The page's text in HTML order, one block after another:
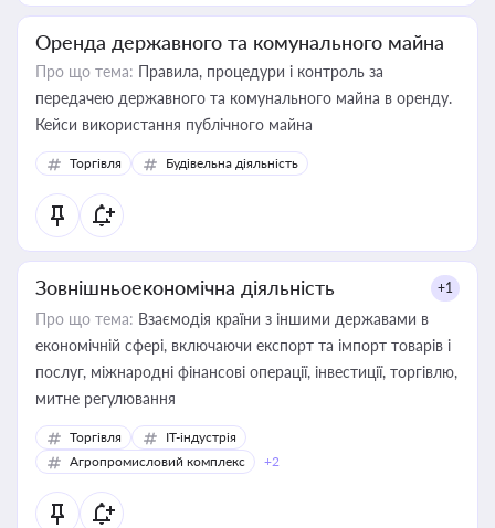
Оренда державного та комунального майна
Про що тема: Правила, процедури і контроль за
передачею державного та комунального майна в оренду.
Кейси використання публічного майна
Торгівля Будівельна діяльність
Зовнішньоекономічна діяльність +1
Про що тема: Взаємодія країни з іншими державами в
економічній сфері, включаючи експорт та імпорт товарів і
послуг, міжнародні фінансові операції, інвестиції, торгівлю,
митне регулювання
Торгівля
IT-індустрія
Агропромисловий комплекс
+2